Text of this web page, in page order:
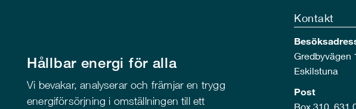
Hållbar energi för alla
Vi bevakar, analyserar och främjar en trygg
energiförsörjning i omställningen till ett
Kontakt
Gredbyvägen
Eskilstuna
Post
Box 310, 631